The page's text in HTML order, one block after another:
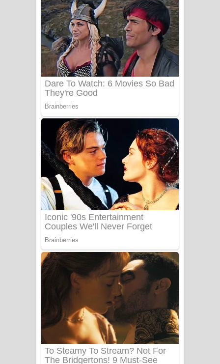
Niwuna Numba Hinda Song Lyrics -
නිවුනා නුඹ හින්දා ගීතයේ පද පෙළ
Numba Dun Aadare Song Lyrics - නුඹ
දුන් ආදරේ ගීතයේ පද පෙළ
Liyamuda Dan Anagathe Song Lyrics
Doni Song Lyrics - දෝණි ගීතයේ පද
පෙළ
Benthara Palame Song Lyrics -
බෙන්තර පාලමේ ගීතයේ පද පෙළ
Sanda Babalena Song Lyrics - සඳ
බැබලෙන ගීතයේ පද පෙළ
Adare Wadi Nisa Song Lyrics - ආදරේ
වැඩි නිසා ගීතයේ පද පෙළ
UNUHUMA Song Lyrics - උණුහුම
ගීතයේ පද පෙළ
Katakara Song Lyrics - කටකාර ගීතයේ
පද පෙළ